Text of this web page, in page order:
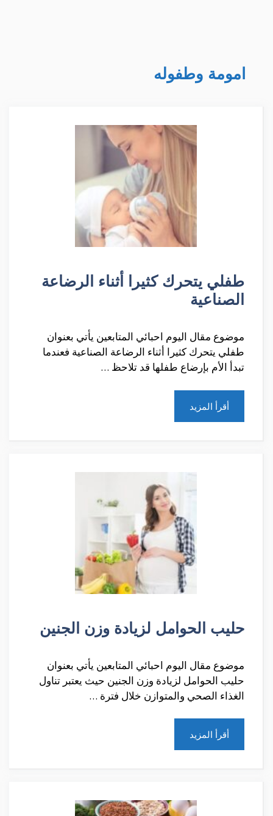
امومة وطفوله
طفلي يتحرك كثيرا أثناء الرضاعة
الصناعية
موضوع مقال اليوم احبائي المتابعين يأتي بعنوان
طفلي يتحرك كثيرا أثناء الرضاعة الصناعية فعندما
تبدأ الأم بإرضاع طفلها قد تلاحظ …
أقرأ المزيد
حليب الحوامل لزيادة وزن الجنين
موضوع مقال اليوم احبائي المتابعين يأتي بعنوان
حليب الحوامل لزيادة وزن الجنين حيث يعتبر تناول
الغذاء الصحي والمتوازن خلال فترة …
أقرأ المزيد